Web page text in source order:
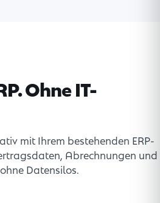
Ohne IT-
mit Ihrem bestehenden ERP-
Abrechnungen und
Datensilos.